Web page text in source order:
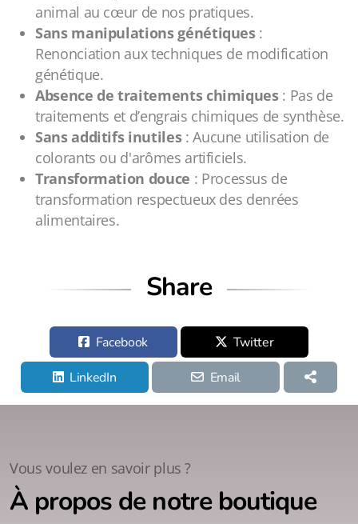
animal au cœur de nos pratiques.
Sans manipulations génétiques:
Renonciation aux techniques de modification
génétique.
Absence de traitements chimiques: Pas de
traitements et d’engrais chimiques de synthèse.
Sans additifs inutiles: Aucune utilisation de
colorants ou d'arômes artificiels.
Transformation douce : Processus de
transformation respectueux des denrées
alimentaires.
Share
Facebook
Twitter
LinkedIn
Email
Vous voulez en savoir plus ?
À propos de notre boutique